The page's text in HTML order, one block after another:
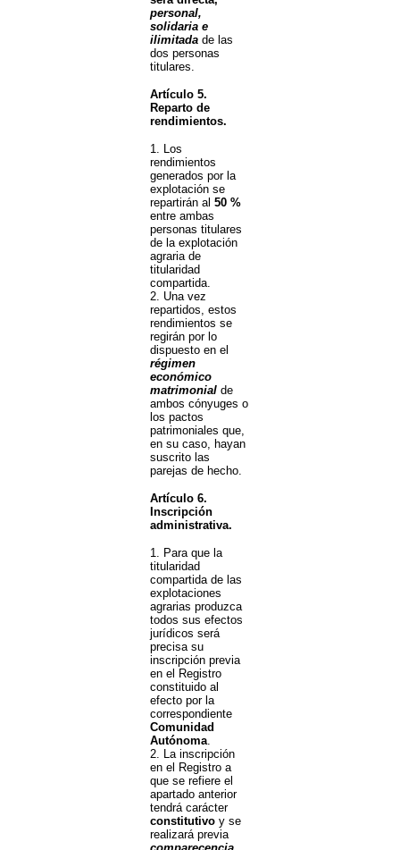
personal,
solidaria e
ilimitada de las
dos personas
titulares.
Artículo 5.
Reparto de
rendimientos.
1. Los
rendimientos
generados por la
explotación se
repartirán al 50 %
entre ambas
personas titulares
de la explotación
agraria de
titularidad
compartida.
2. Una vez
repartidos, estos
rendimientos se
regirán por lo
dispuesto en el
régimen
económico
matrimonial de
ambos cónyuges o
los pactos
patrimoniales que,
en su caso, hayan
suscrito las
parejas de hecho.
Artículo 6.
Inscripción
administrativa.
1. Para que la
titularidad
compartida de las
explotaciones
agrarias produzca
todos sus efectos
jurídicos será
precisa su
inscripción previa
en el Registro
constituido al
efecto por la
correspondiente
Comunidad
Autónoma.
2. La inscripción
en el Registro a
que se refiere el
apartado anterior
tendrá carácter
constitutivo y se
realizará previa